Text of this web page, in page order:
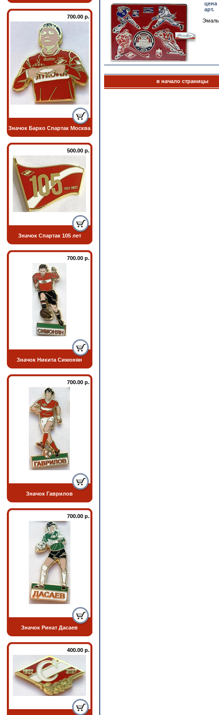
700.00 р.
Значок Барко Спартак Москва
500.00 р.
Значок Спартак 105 лет
700.00 р.
Значок Никита Симонян
700.00 р.
Значок Гаврилов
700.00 р.
Значок Ринат Дасаев
400.00 р.
цена
арт.
в начало страницы